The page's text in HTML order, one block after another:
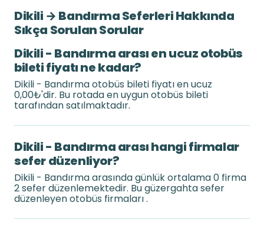
Dikili → Bandırma Seferleri Hakkında
Sıkça Sorulan Sorular
Dikili - Bandırma arası en ucuz otobüs
bileti fiyatı ne kadar?
Dikili - Bandırma otobüs bileti fiyatı en ucuz
0,00₺'dir. Bu rotada en uygun otobüs bileti
tarafından satılmaktadır.
Dikili - Bandırma arası hangi firmalar
sefer düzenliyor?
Dikili - Bandırma arasında günlük ortalama 0 firma
2 sefer düzenlemektedir. Bu güzergahta sefer
düzenleyen otobüs firmaları .